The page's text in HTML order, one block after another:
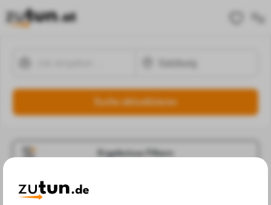
Suche aktualisieren
Ergebnisse Filtern
Jobangebote